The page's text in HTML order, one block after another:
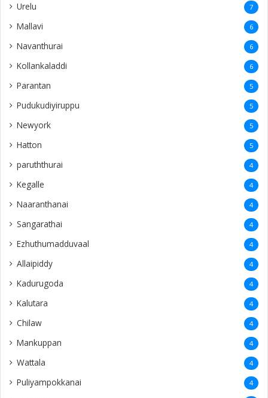
Urelu 7
Mallavi 6
Navanthurai 6
Kollankaladdi 6
Parantan 5
Pudukudiyiruppu 5
Newyork 5
Hatton 5
paruththurai 4
Kegalle 4
Naaranthanai 4
Sangarathai 4
Ezhuthumadduvaal 4
Allaipiddy 4
Kadurugoda 4
Kalutara 4
Chilaw 4
Mankuppan 4
Wattala 4
Puliyampokkanai 4